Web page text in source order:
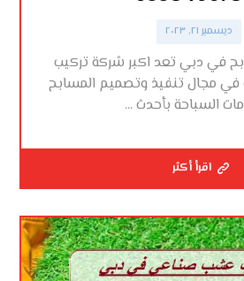
ديسمبر ٢١, ٢٠٢٣
في دبي تعد اكبر شركة تركيب
في مجال تنفيذ وتصميم المسابح
السباحة بأحدث ...
اقرأ أكثر